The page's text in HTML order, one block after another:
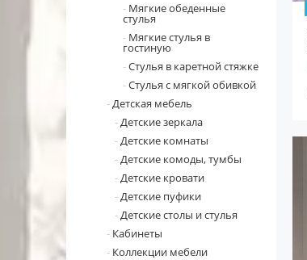
Мягкие обеденные
стулья
Мягкие стулья в
гостиную
Стулья в каретной стяжке
Стулья с мягкой обивкой
Детская мебель
Детские зеркала
Детские комнаты
Детские комоды, тумбы
Детские кровати
Детские пуфики
Детские столы и стулья
Кабинеты
Коллекции мебели